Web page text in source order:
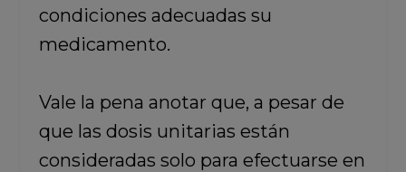
condiciones adecuadas su
medicamento.
Vale la pena anotar que, a pesar de
que las dosis unitarias están
consideradas solo para efectuarse en